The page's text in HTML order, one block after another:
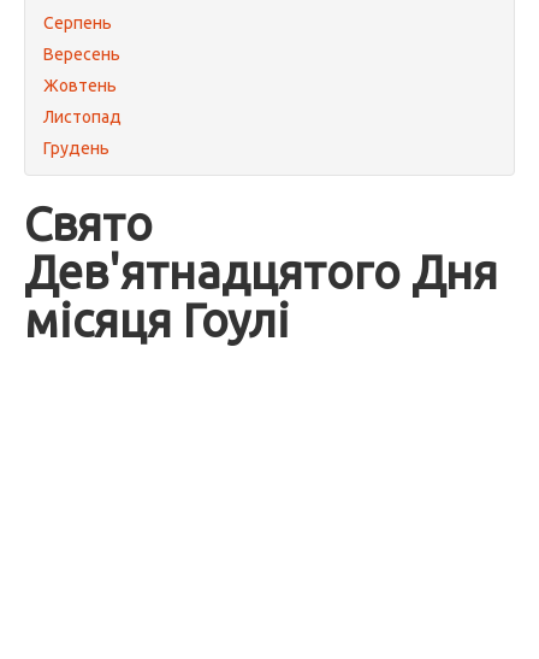
Серпень
Вересень
Жовтень
Листопад
Грудень
Свято
Дев'ятнадцятого Дня
місяця Гоулі